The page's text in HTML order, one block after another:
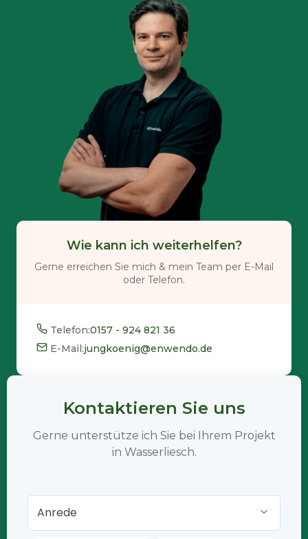
Wie kann ich weiterhelfen?
Gerne erreichen Sie mich & mein Team per E-Mail
oder Telefon.
Telefon:0157 - 924 821 36
E-Mail:jungkoenig@enwendo.de
Kontaktieren Sie uns
Gerne unterstütze ich Sie bei Ihrem Projekt
in Wasserliesch.